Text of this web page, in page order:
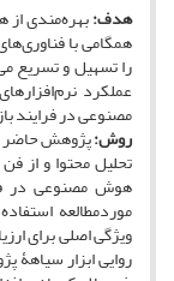
هدف:بهره‌مندی از
همگامی با
را تسهیل و تسریع
عملکرد
مصنوعی در فرایند
روش:پژوهش حاضر
تحلیل محتوا و از
هوش مصنوعی در
‌روایی ابزار سیاهۀ